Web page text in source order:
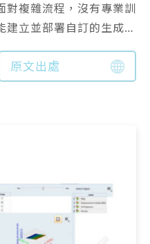
對複雜流程，沒有專業訓
立並部署自訂的生成式
。
原文出處